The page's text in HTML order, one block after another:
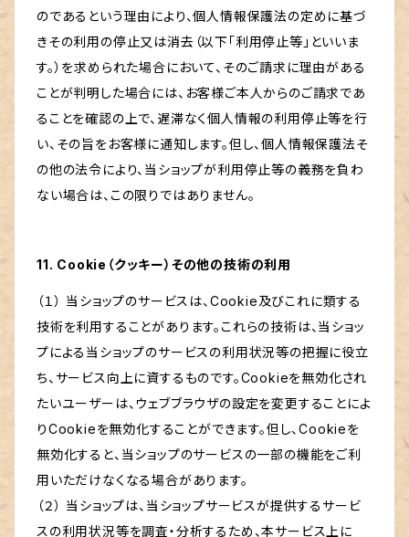
のであるという理由により、個人情報保護法の定めに基づ
きその利用の停止又は消去（以下「利用停止等」といいま
す。）を求められた場合において、そのご請求に理由がある
ことが判明した場合には、お客様ご本人からのご請求であ
ることを確認の上で、遅滞なく個人情報の利用停止等を行
い、その旨をお客様に通知します。但し、個人情報保護法そ
の他の法令により、当ショップが利用停止等の義務を負わ
ない場合は、この限りではありません。
11. Cookie（クッキー）その他の技術の利用
（１） 当ショップのサービスは、Cookie及びこれに類する
技術を利用することがあります。これらの技術は、当ショッ
プによる当ショップのサービスの利用状況等の把握に役立
ち、サービス向上に資するものです。Cookieを無効化され
たいユーザーは、ウェブブラウザの設定を変更することによ
りCookieを無効化することができます。但し、Cookieを
無効化すると、当ショップのサービスの一部の機能をご利
用いただけなくなる場合があります。
（２） 当ショップは、当ショップサービスが提供するサービ
スの利用状況等を調査・分析するため、本サービス上に